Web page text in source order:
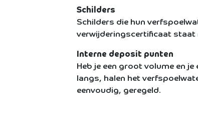
Schilders
Schilders die hun
verwijderingscertificaat staat
Interne deposit punten
Heb je een groot volume en
langs, halen het
eenvoudig, geregeld.